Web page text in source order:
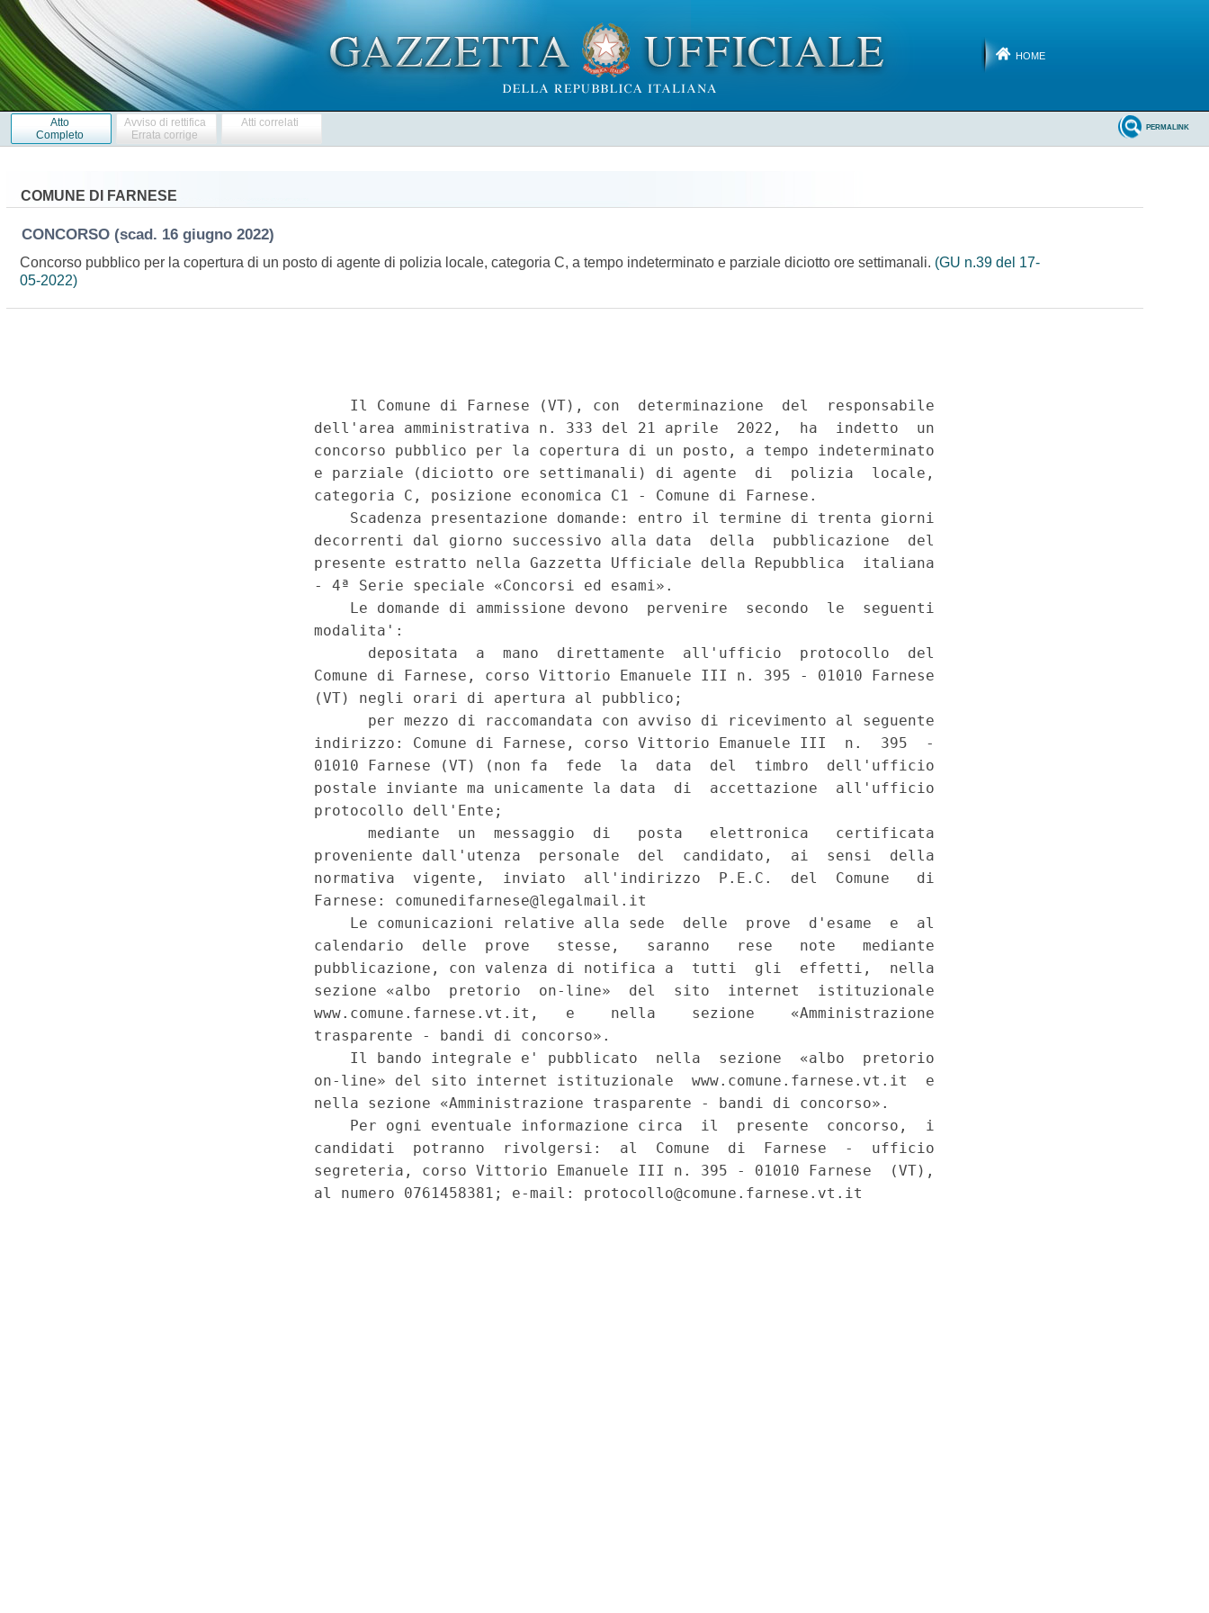
HOME
Atto
Completo
Avviso di rettifica
Errata corrige
Atti correlati PERMALINK
COMUNE DI FARNESE
CONCORSO (scad. 16 giugno 2022)
Concorso pubblico per la copertura di un posto di agente di polizia locale, categoria C, a tempo indeterminato e parziale diciotto ore settimanali. (GU n.39 del 17-
05-2022)